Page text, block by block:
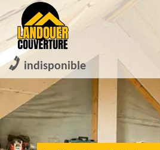
indisponible